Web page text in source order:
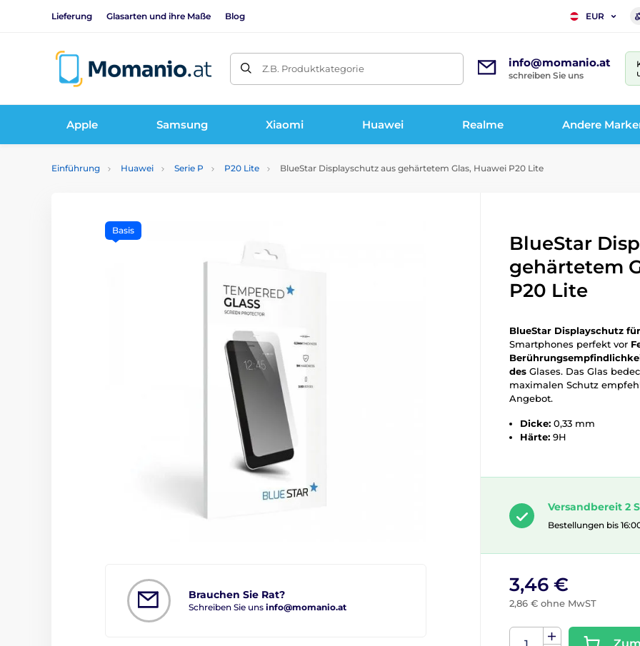
Lieferung Glasarten und ihre Maße Blog EUR
Z.B. Produktkategorie info@momanio.at
schreiben Sie uns
Apple Samsung Xiaomi Huawei Realme Andere
Einführung Huawei Serie P P20 Lite BlueStar Displayschutz aus gehärtetem Glas, Huawei P20 Lite
Brauchen Sie Rat?
Schreiben Sie uns info@momanio.at
Basis
BlueStar
gehärtetem
P20 Lite
BlueStar Displayschutz
Smartphones perfekt vor
des Glases. Das Glas
maximalen Schutz
Angebot.
Dicke: 0,33 mm
Härte: 9H
Versandbereit 2
Bestellungen bis
3,46 €
2,86 € ohne MwST